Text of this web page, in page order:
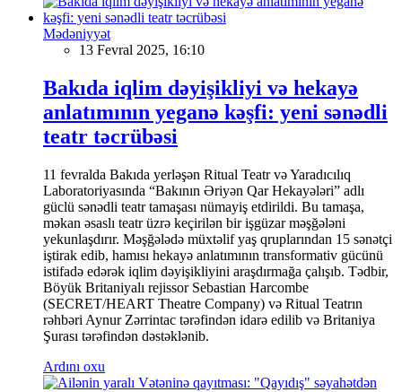
Mədəniyyət
13 Fevral 2025, 16:10
Bakıda iqlim dəyişikliyi və hekayə
anlatımının yeganə kəşfi: yeni sənədli
teatr təcrübəsi
11 fevralda Bakıda yerləşən Ritual Teatr və Yaradıcılıq
Laboratoriyasında “Bakının Əriyən Qar Hekayələri” adlı
güclü sənədli teatr tamaşası nümayiş etdirildi. Bu tamaşa,
məkan əsaslı teatr üzrə keçirilən bir işgüzar məşğələni
yekunlaşdırır. Məşğələdə müxtəlif yaş qruplarından 15 sənətçi
iştirak edib, hamısı hekayə anlatımının transformativ gücünü
istifadə edərək iqlim dəyişikliyini araşdırmağa çalışıb. Tədbir,
Böyük Britaniyalı rejissor Sebastian Harcombe
(SECRET/HEART Theatre Company) və Ritual Teatrın
rəhbəri Aynur Zərrintac tərəfindən idarə edilib və Britaniya
Şurası tərəfindən dəstəklənib.
Ardını oxu